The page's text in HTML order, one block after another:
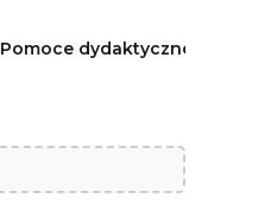
Pomoce dydaktyczne